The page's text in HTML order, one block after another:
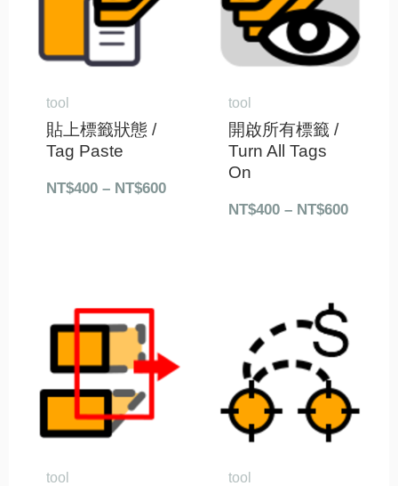
tool
貼上標籤狀態 /
Tag Paste
NT$400 – NT$600
tool
開啟所有標籤 /
Turn All Tags
On
NT$400 – NT$600
到
NT$600
tool
圍：
NT$400
tool
格
範
到
NT$600